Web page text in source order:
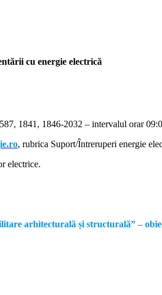
cu energie electrică
1841, 1846-2032 – intervalul orar
, rubrica Suport/Întreruperi energie
electrice.
arhitecturală și structurală” –